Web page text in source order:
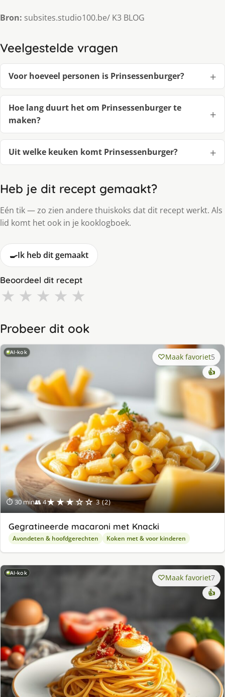
Bron: subsites.studio100.be/ K3 BLOG
Veelgestelde vragen
Voor hoeveel personen is Prinsessenburger?
Hoe lang duurt het om Prinsessenburger te
maken?
Uit welke keuken komt Prinsessenburger?
Heb je dit recept gemaakt?
Eén tik — zo zien andere thuiskoks dat dit recept werkt. Als
lid komt het ook in je kooklogboek.
🍳Ik heb dit gemaakt
Beoordeel dit recept
★ ★ ★ ★ ★
Probeer dit ook
AI-kok
⏱ 30 min👥 4★★★☆☆ 3 (2)
Maak favoriet5
👍
Gegratineerde macaroni met Knacki
Avondeten & hoofdgerechten Koken met & voor kinderen
AI-kok Maak favoriet7
👍